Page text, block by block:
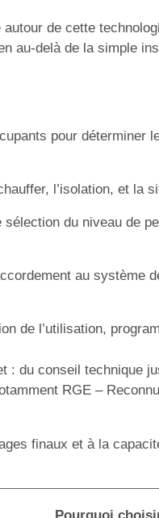
autour de cette
au-delà de la simple
pour déterminer
l’isolation, et la
du niveau de
au système
de l’utilisation,
: du conseil technique
RGE –
finaux et à la
Pourquoi